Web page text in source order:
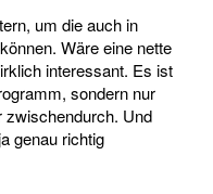
um die auch in
Wäre eine nette
interessant. Es ist
sondern nur
zwischendurch. Und
genau richtig